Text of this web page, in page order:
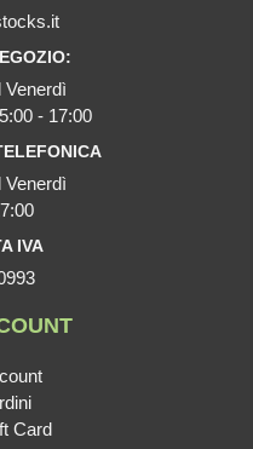
Venerdì
- 17:00
Venerdì
IVA
Card